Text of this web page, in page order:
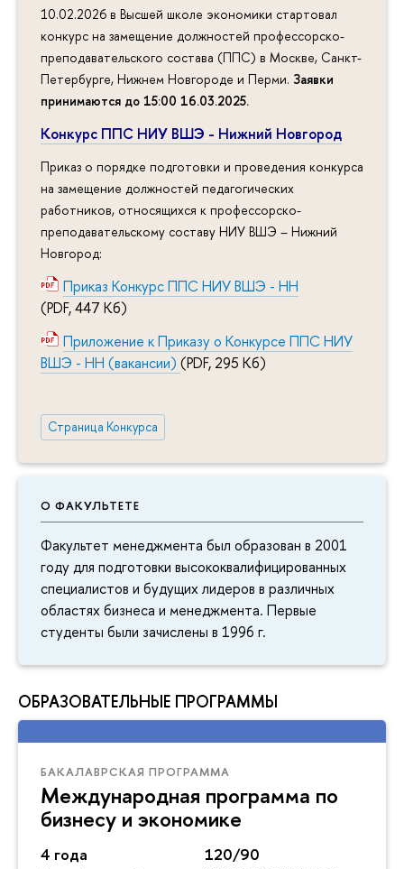
10.02.2026 в Высшей школе экономики стартовал
конкурс на замещение должностей профессорско-
преподавательского состава (ППС) в Москве, Санкт-
Петербурге, Нижнем Новгороде и Перми. Заявки
принимаются до 15:00 16.03.2025.
Конкурс ППС НИУ ВШЭ - Нижний Новгород
Приказ о порядке подготовки и проведения конкурса
на замещение должностей педагогических
работников, относящихся к профессорско-
преподавательскому составу НИУ ВШЭ – Нижний
Новгород:
Приказ Конкурс ППС НИУ ВШЭ - НН
(PDF, 447 Кб)
Приложение к Приказу о Конкурсе ППС НИУ
ВШЭ - НН (вакансии) (PDF, 295 Кб)
Страница Конкурса
О ФАКУЛЬТЕТЕ
Факультет менеджмента был образован в 2001
году для подготовки высококвалифицированных
специалистов и будущих лидеров в различных
областях бизнеса и менеджмента. Первые
студенты были зачислены в 1996 г.
ОБРАЗОВАТЕЛЬНЫЕ ПРОГРАММЫ
БАКАЛАВРСКАЯ ПРОГРАММА
Международная программа по
бизнесу и экономике
4 года 120/90